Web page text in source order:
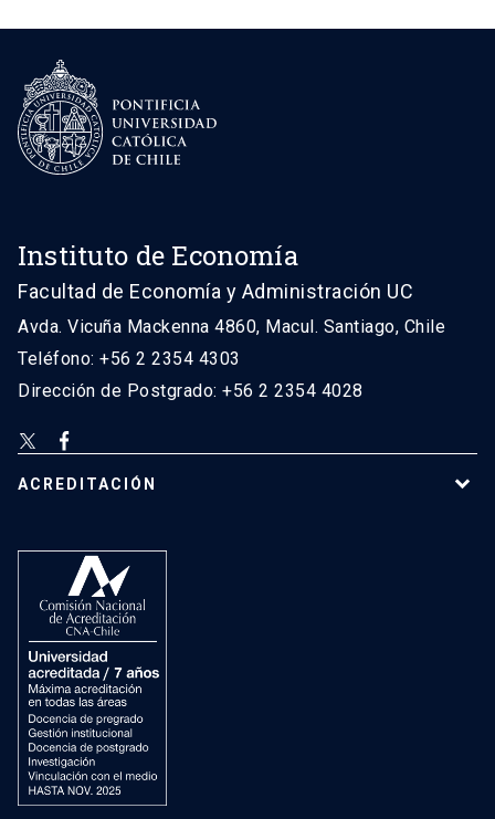
Instituto de Economía
Facultad de Economía y Administración UC
Avda. Vicuña Mackenna 4860, Macul. Santiago, Chile
Teléfono: +56 2 2354 4303
Dirección de Postgrado: +56 2 2354 4028
ACREDITACIÓN